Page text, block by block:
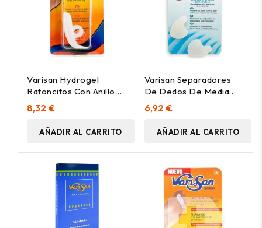
Varisan Hydrogel
Ratoncitos Con Anillo
De Sujección Talla
Grande Pie Derecho, 1
8,32 €
AÑADIR AL CARRITO
Varisan Separadores
De Dedos De Media
Luna Talla Grande, 2
Uds
6,92 €
AÑADIR AL CARRITO